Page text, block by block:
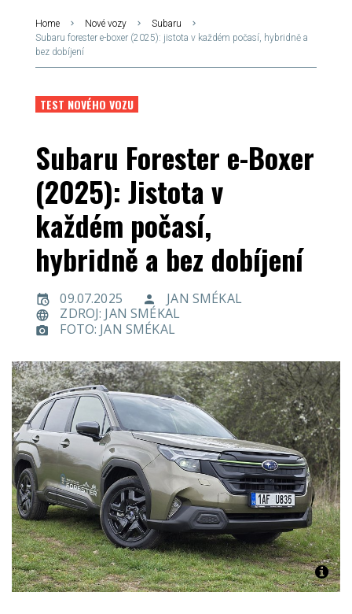
Home Nové vozy
Subaru
Subaru forester e-boxer (2025): jistota v každém počasí, hybridně a
bez dobíjení
TEST NOVÉHO VOZU
Subaru Forester e-Boxer
(2025): Jistota v
každém počasí,
hybridně a bez dobíjení
09.07.2025
JAN SMÉKAL
ZDROJ: JAN SMÉKAL
FOTO: JAN SMÉKAL